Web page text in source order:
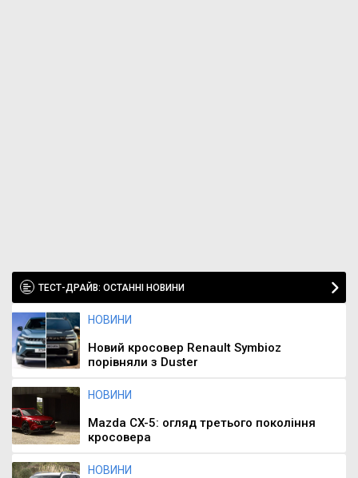
ТЕСТ-ДРАЙВ: ОСТАННІ НОВИНИ
НОВИНИ
Новий кросовер Renault Symbioz
порівняли з Duster
НОВИНИ
Mazda CX-5: огляд третього покоління
кросовера
НОВИНИ